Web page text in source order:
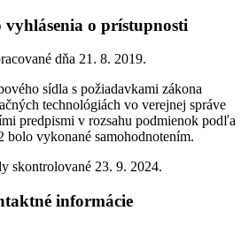
o prístupnosti
dňa 21. 8. 2019.
sídla s požiadavkami zákona
technológiách vo verejnej správe
predpismi v rozsahu podmienok podľa
bolo vykonané samohodnotením.
skontrolované 23. 9. 2024.
informácie